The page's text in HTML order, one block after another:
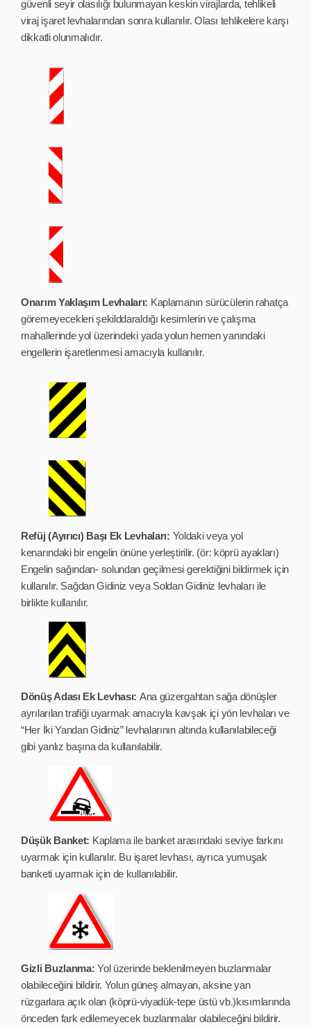
güvenli seyir olasılığı bulunmayan keskin virajlarda, tehlikeli
viraj işaret levhalarından sonra kullanılır. Olası tehlikelere karşı
dikkatli olunmalıdır.
Onarım Yaklaşım Levhaları: Kaplamanın sürücülerin rahatça
göremeyecekleri şekilddaraldığı kesimlerin ve çalışma
mahallerinde yol üzerindeki yada yolun hemen yanındaki
engellerin işaretlenmesi amacıyla kullanılır.
Refüj (Ayırıcı) Başı Ek Levhaları: Yoldaki veya yol
kenarındaki bir engelin önüne yerleştirilir. (ör: köprü ayakları)
Engelin sağından- solundan geçilmesi gerektiğini bildirmek için
kullanılır. Sağdan Gidiniz veya Soldan Gidiniz levhaları ile
birlikte kullanılır.
Dönüş Adası Ek Levhası: Ana güzergahtan sağa dönüşler
ayrılarılan trafiği uyarmak amacıyla kavşak içi yön levhaları ve
“Her İki Yandan Gidiniz” levhalarının altında kullanılabileceği
gibi yanlız başına da kullanılabilir.
Düşük Banket: Kaplama ile banket arasındaki seviye farkını
uyarmak için kullanılır. Bu işaret levhası, ayrıca yumuşak
banketi uyarmak için de kullanılabilir.
Gizli Buzlanma:Yol üzerinde beklenilmeyen buzlanmalar
olabileceğini bildirir. Yolun güneş almayan, aksine yan
rüzgarlara açık olan (köprü-viyadük-tepe üstü vb.)kısımlarında
önceden fark edilemeyecek buzlanmalar olabileceğini bildirir.